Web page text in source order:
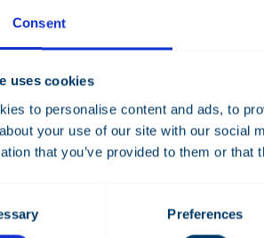
Consent
uses cookies
to personalise content and ads, to
your use of our site with our social
that you’ve provided to them or
Preferences
— Herääkö